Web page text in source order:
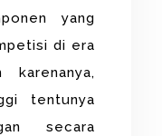
yang
di era
tentunya
secara